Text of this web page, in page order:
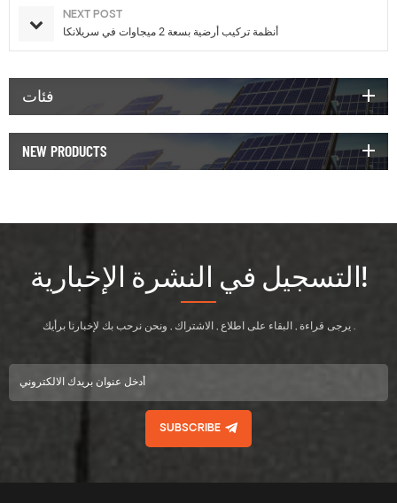
NEXT POST
أنظمة تركيب أرضية بسعة 2 ميجاوات في سريلانكا
فئات
NEW PRODUCTS
التسجيل في النشرة الإخبارية!
يرجى قراءة , البقاء على اطلاع , الاشتراك , ونحن نرحب بك لإخبارنا برأيك .
SUBSCRIBE